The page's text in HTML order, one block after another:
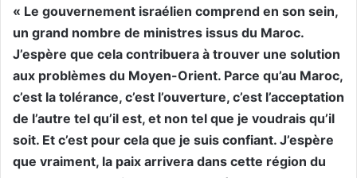
« Le gouvernement israélien comprend en son sein,
un grand nombre de ministres issus du Maroc.
J’espère que cela contribuera à trouver une solution
aux problèmes du Moyen-Orient. Parce qu’au Maroc,
c’est la tolérance, c’est l’ouverture, c’est l’acceptation
de l’autre tel qu’il est, et non tel que je voudrais qu’il
soit. Et c’est pour cela que je suis confiant. J’espère
que vraiment, la paix arrivera dans cette région du